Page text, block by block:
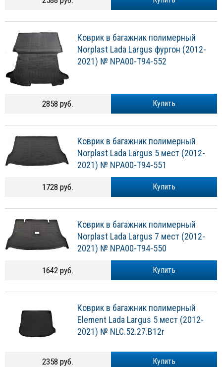
Коврик в багажник полимерный
Norplast Lada Largus фургон (2012-
2021) № NPA00-T94-552
Купить
2858 руб.
Коврик в багажник полимерный
Norplast Lada Largus 5 мест (2012-
2021) № NPA00-T94-551
Купить
1728 руб.
Коврик в багажник полимерный
Norplast Lada Largus 7 мест (2012-
2021) № NPA00-T94-550
Купить
1642 руб.
Коврик в багажник полимерный
Element Lada Largus 5 мест (2012-
2021) № NLC.52.27.B12r
Купить
2358 руб.